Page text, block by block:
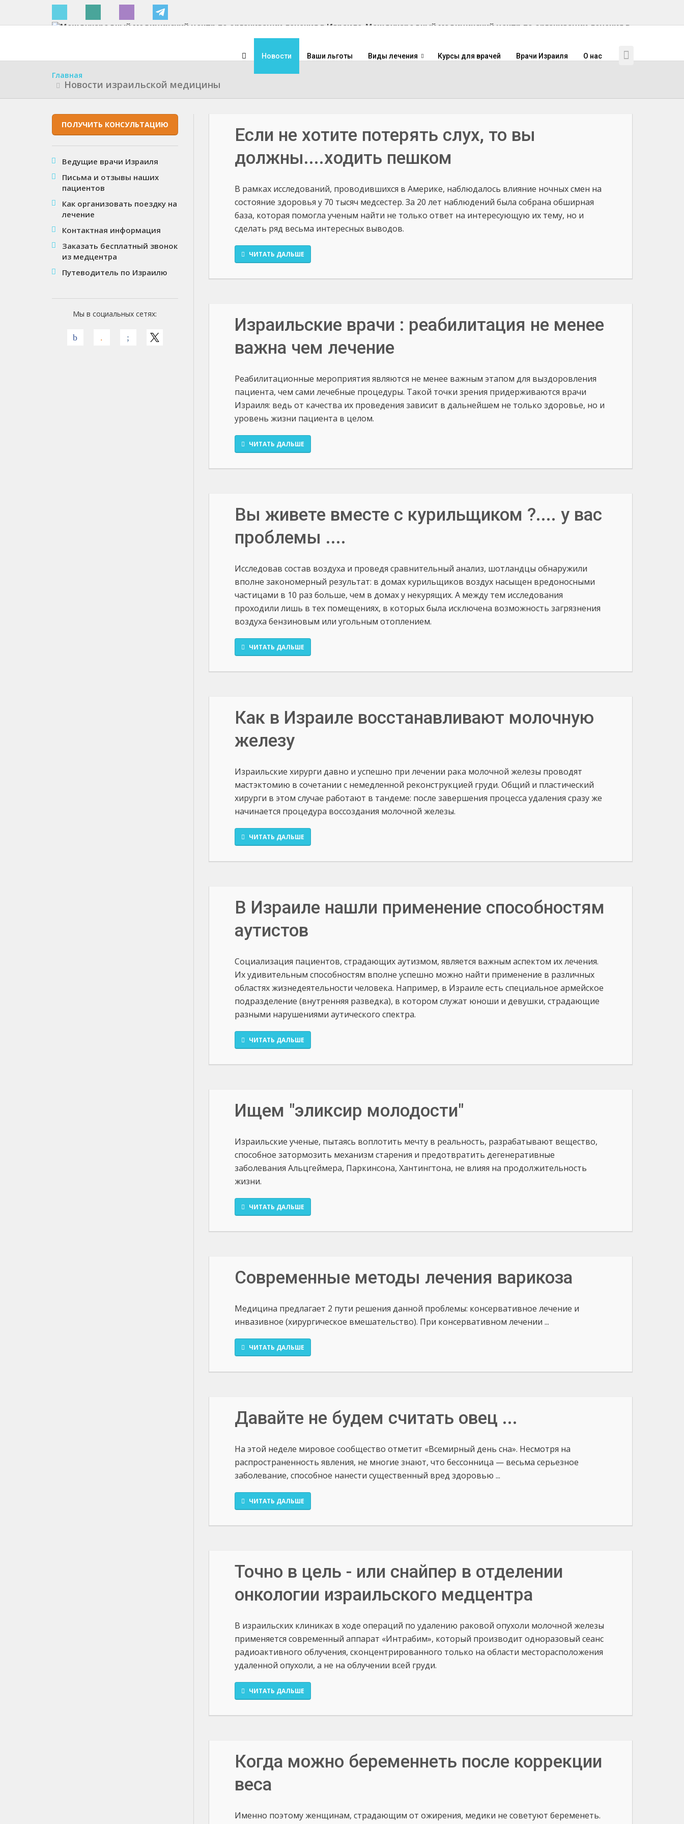
Международный медицинский центр по организации лечения в
Новости Ваши льготы Виды лечения Курсы для врачей Врачи Израиля О нас
Главная
Новости израильской медицины
ПОЛУЧИТЬ КОНСУЛЬТАЦИЮ
Ведущие врачи Израиля
Письма и отзывы наших
пациентов
Как организовать поездку на
лечение
Контактная информация
Заказать бесплатный звонок
из медцентра
Путеводитель по Израилю
Мы в социальных сетях:
Если не хотите потерять слух, то вы
должны....ходить пешком
В рамках исследований, проводившихся в Америке, наблюдалось влияние ночных смен на
состояние здоровья у 70 тысяч медсестер. За 20 лет наблюдений была собрана обширная
база, которая помогла ученым найти не только ответ на интересующую их тему, но и
сделать ряд весьма интересных выводов.
ЧИТАТЬ ДАЛЬШЕ
Израильские врачи : реабилитация не менее
важна чем лечение
Реабилитационные мероприятия являются не менее важным этапом для выздоровления
пациента, чем сами лечебные процедуры. Такой точки зрения придерживаются врачи
Израиля: ведь от качества их проведения зависит в дальнейшем не только здоровье, но и
уровень жизни пациента в целом.
ЧИТАТЬ ДАЛЬШЕ
Вы живете вместе с курильщиком ?.... у вас
проблемы ....
Исследовав состав воздуха и проведя сравнительный анализ, шотландцы обнаружили
вполне закономерный результат: в домах курильщиков воздух насыщен вредоносными
частицами в 10 раз больше, чем в домах у некурящих. А между тем исследования
проходили лишь в тех помещениях, в которых была исключена возможность загрязнения
воздуха бензиновым или угольным отоплением.
ЧИТАТЬ ДАЛЬШЕ
Как в Израиле восстанавливают молочную
железу
Израильские хирурги давно и успешно при лечении рака молочной железы проводят
мастэктомию в сочетании с немедленной реконструкцией груди. Общий и пластический
хирурги в этом случае работают в тандеме: после завершения процесса удаления сразу же
начинается процедура воссоздания молочной железы.
ЧИТАТЬ ДАЛЬШЕ
В Израиле нашли применение способностям
аутистов
Социализация пациентов, страдающих аутизмом, является важным аспектом их лечения.
Их удивительным способностям вполне успешно можно найти применение в различных
областях жизнедеятельности человека. Например, в Израиле есть специальное армейское
подразделение (внутренняя разведка), в котором служат юноши и девушки, страдающие
разными нарушениями аутического спектра.
ЧИТАТЬ ДАЛЬШЕ
Ищем "эликсир молодости"
Израильские ученые, пытаясь воплотить мечту в реальность, разрабатывают вещество,
способное затормозить механизм старения и предотвратить дегенеративные
заболевания Альцгеймера, Паркинсона, Хантингтона, не влияя на продолжительность
жизни.
ЧИТАТЬ ДАЛЬШЕ
Современные методы лечения варикоза
Медицина предлагает 2 пути решения данной проблемы: консервативное лечение и
инвазивное (хирургическое вмешательство). При консервативном лечении ...
ЧИТАТЬ ДАЛЬШЕ
Давайте не будем считать овец ...
На этой неделе мировое сообщество отметит «Всемирный день сна». Несмотря на
распространенность явления, не многие знают, что бессонница — весьма серьезное
заболевание, способное нанести существенный вред здоровью ...
ЧИТАТЬ ДАЛЬШЕ
Точно в цель - или снайпер в отделении
онкологии израильского медцентра
В израильских клиниках в ходе операций по удалению раковой опухоли молочной железы
применяется современный аппарат «Интрабим», который производит одноразовый сеанс
радиоактивного облучения, сконцентрированного только на области месторасположения
удаленной опухоли, а не на облучении всей груди.
ЧИТАТЬ ДАЛЬШЕ
Когда можно беременнеть после коррекции
веса
Именно поэтому женщинам, страдающим от ожирения, медики не советуют беременеть.